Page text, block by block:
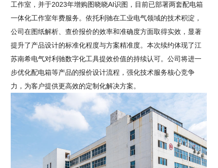
工作室，并于2023年增购图晓晓AI识图，目前已部署两套配电箱
一体化工作室年费服务。依托利驰在工业电气领域的技术积淀，
公司在图纸解析、查价报价的效率和准确度方面取得实效，显著
提升了产品设计的标准化程度与方案精准度。本次续约体现了江
苏南希电气对利驰数字化工具提效价值的持续认可。公司将进一
步优化配电箱等产品的报价设计流程，强化技术服务核心竞争
力，为客户提供更高效的定制化解决方案。